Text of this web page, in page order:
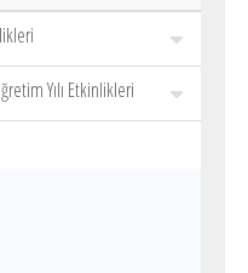
Yılı Etkinlikleri